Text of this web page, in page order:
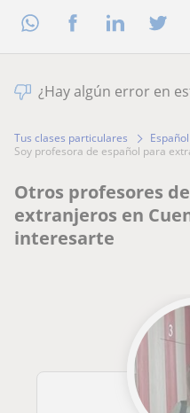
¿Hay algún error en
Tus clases particulares
soy profesora de español para
Otros profesores
extranjeros en
interesarte